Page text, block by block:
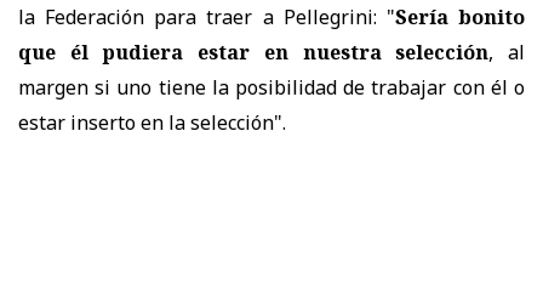
la Federación para traer a Pellegrini: "Sería bonito
que él pudiera estar en nuestra selección, al
margen si uno tiene la posibilidad de trabajar con él o
estar inserto en la selección".